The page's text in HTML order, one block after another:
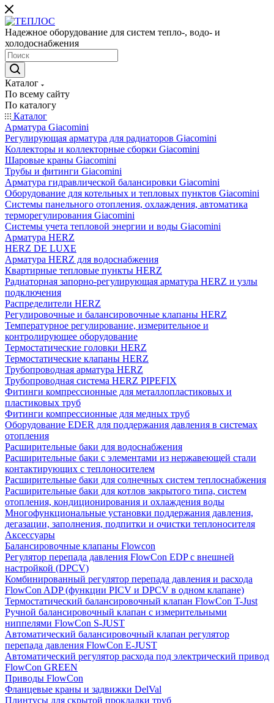
Надежное оборудование для систем тепло-, водо- и
холодоснабжения
Каталог
По всему сайту
По каталогу
Каталог
Арматура Giacomini
Регулирующая арматура для радиаторов Giacomini
Коллекторы и коллекторные сборки Giacomini
Шаровые краны Giacomini
Трубы и фитинги Giacomini
Арматура гидравлической балансировки Giacomini
Оборудование для котельных и тепловых пунктов Giacomini
Системы панельного отопления, охлаждения, автоматика
терморегулирования Giacomini
Системы учета тепловой энергии и воды Giacomini
Арматура HERZ
HERZ DE LUXE
Арматура HERZ для водоснабжения
Квартирные тепловые пункты HERZ
Радиаторная запорно-регулирующая арматура HERZ и узлы
подключения
Распределители HERZ
Регулировочные и балансировочные клапаны HERZ
Температурное регулирование, измерительное и
контролирующее оборудование
Термостатические головки HERZ
Термостатические клапаны HERZ
Трубопроводная арматура HERZ
Трубопроводная система HERZ PIPEFIX
Фитинги компрессионные для металлопластиковых и
пластиковых труб
Фитинги компрессионные для медных труб
Оборудование EDER для поддержания давления в системах
отопления
Расширительные баки для водоснабжения
Расширительные баки с элементами из нержавеющей стали
контактирующих с теплоносителем
Расширительные баки для солнечных систем теплоснабжения
Расширительные баки для котлов закрытого типа, систем
отопления, кондиционирования и охлаждения воды
Многофункциональные установки поддержания давления,
дегазации, заполнения, подпитки и очистки теплоносителя
Аксессуары
Балансировочные клапаны Flowcon
Регулятор перепада давления FlowСon EDP с внешней
настройкой (DPCV)
Комбинированный регулятор перепада давления и расхода
FlowСon ADP (функции PICV и DPCV в одном клапане)
Термостатический балансировочный клапан FlowСon T-Just
Ручной балансировочный клапан с измерительными
ниппелями FlowСon S-JUST
Автоматический балансировочный клапан регулятор
перепада давления FlowСon E-JUST
Автоматический регулятор расхода под электрический привод
FlowСon GREEN
Приводы FlowCon
Фланцевые краны и задвижки DelVal
Плинтусы для скрытой прокладки труб